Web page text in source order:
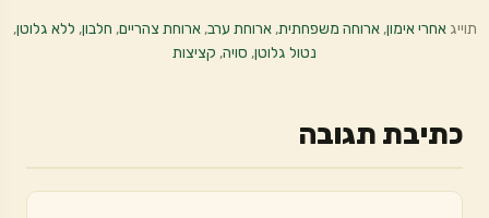
תוייגאחרי אימון,ארוחה משפחתית,ארוחת ערב,ארוחת צהריים, חלבון, ללא גלוטן,
נטול גלוטן, סויה, קציצות
כתיבת תגובה